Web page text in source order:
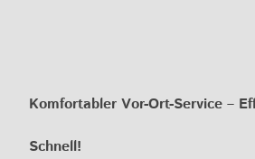
Komfortabler Vor-Ort-Service –
Schnell!